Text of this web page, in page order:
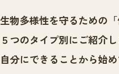
センター紹介TOP
サイトポリシー
ニュース
ニュースTOP
市の取組み
いきものガイド
生物多様性を守るための「
５つのタイプ別にご紹介し
自分にできることから始